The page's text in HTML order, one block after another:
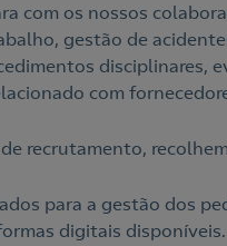
com os nossos
gestão de
disciplinares,
com
recrutamento,
para a gestão dos
digitais disponíveis.